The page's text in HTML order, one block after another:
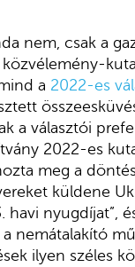
nem, csak a
a 2022-es
a választói
2022-es
meg a
küldene
havi nyugdíjat”,
nemátalakító
ilyen széles